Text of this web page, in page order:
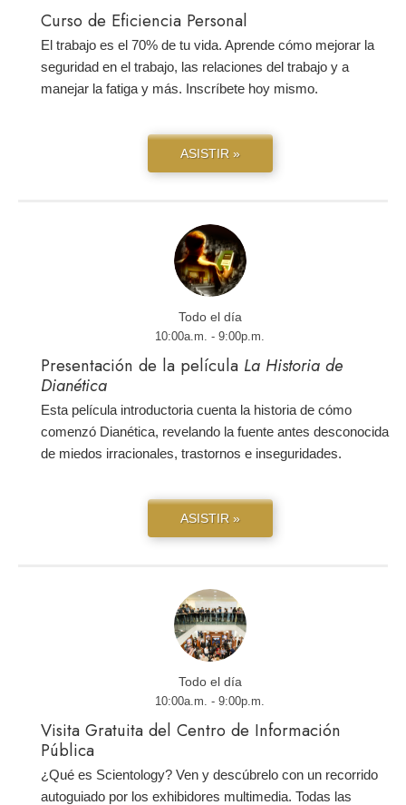
Curso de Eficiencia Personal
El trabajo es el 70% de tu vida. Aprende cómo mejorar la
seguridad en el trabajo, las relaciones del trabajo y a
manejar la fatiga y más. Inscríbete hoy mismo.
ASISTIR »
Todo el día
10:00a.m. - 9:00p.m.
Presentación de la película La Historia de
Dianética
Esta película introductoria cuenta la historia de cómo
comenzó Dianética, revelando la fuente antes desconocida
de miedos irracionales, trastornos e inseguridades.
ASISTIR »
Todo el día
10:00a.m. - 9:00p.m.
Visita Gratuita del Centro de Información
Pública
¿Qué es Scientology? Ven y descúbrelo con un recorrido
autoguiado por los exhibidores multimedia. Todas las